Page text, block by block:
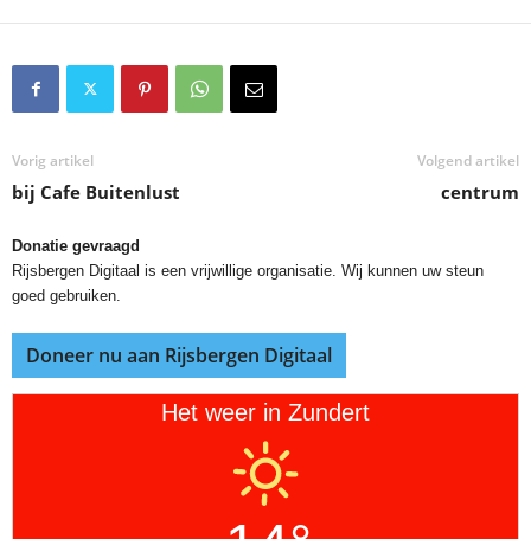
Vorig artikel
bij Cafe Buitenlust
Volgend artikel
centrum
Donatie gevraagd
Rijsbergen Digitaal is een vrijwillige organisatie. Wij kunnen uw steun
goed gebruiken.
Doneer nu aan Rijsbergen Digitaal
Het weer in Zundert